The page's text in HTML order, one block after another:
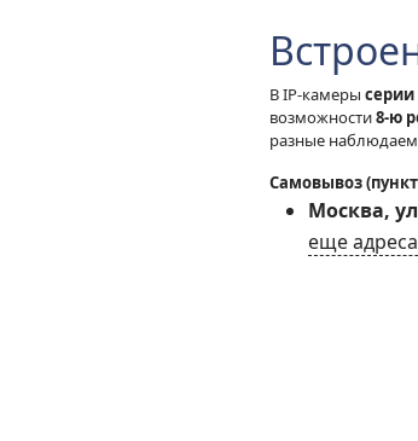
В IP-камеры серии
возможности8-ю
разные
Самовывоз
Москва,
еще адреса